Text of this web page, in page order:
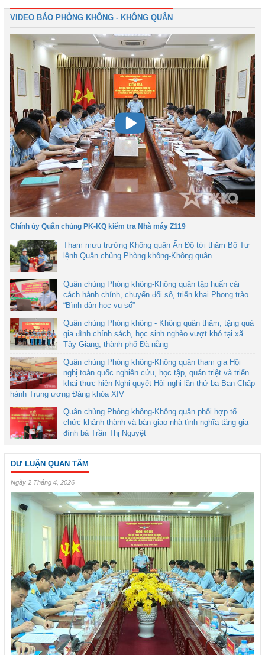
VIDEO BÁO PHÒNG KHÔNG - KHÔNG QUÂN
Chính ủy Quân chủng PK-KQ kiểm tra Nhà máy Z119
Tham mưu trưởng Không quân Ấn Độ tới thăm Bộ Tư
lệnh Quân chủng Phòng không-Không quân
Quân chủng Phòng không-Không quân tập huấn cải
cách hành chính, chuyển đổi số, triển khai Phong trào
“Bình dân học vụ số”
Quân chủng Phòng không - Không quân thăm, tặng quà
gia đình chính sách, học sinh nghèo vượt khó tại xã
Tây Giang, thành phố Đà nẵng
Quân chủng Phòng không-Không quân tham gia Hội
nghị toàn quốc nghiên cứu, học tập, quán triệt và triển
khai thực hiện Nghị quyết Hội nghị lần thứ ba Ban Chấp
hành Trung ương Đảng khóa XIV
Quân chủng Phòng không-Không quân phối hợp tổ
chức khánh thành và bàn giao nhà tình nghĩa tặng gia
đình bà Trần Thị Nguyệt
DƯ LUẬN QUAN TÂM
Ngày 2 Tháng 4, 2026